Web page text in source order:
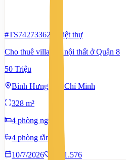
#TS74273362
Biệt thự
Cho thuê villa full nội thất ở Quận 8
50 Triệu
Bình Hưng, Hồ Chí Minh
328 m²
4 phòng ngủ
4 phòng tắm
10/7/2026
1.576